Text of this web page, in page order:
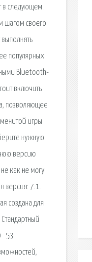
в следующем.
шагом своего
популярных
Bluetooth-
включить
позволяющее
игры
нужную
версию
как не могу
версия: 7.1.
создана для
- 53